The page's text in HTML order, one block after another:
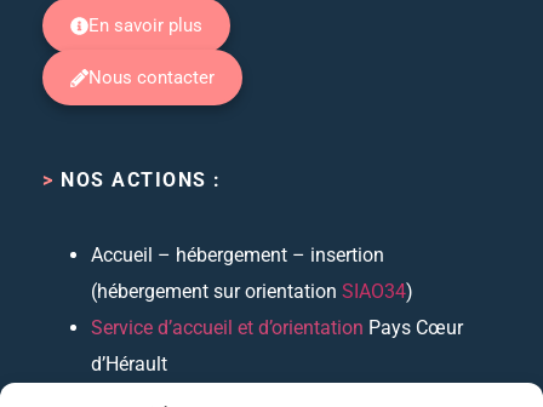
En savoir plus
Nous contacter
> NOS ACTIONS :
Accueil – hébergement – insertion
(hébergement sur orientation SIAO34)
Service d’accueil et d’orientation Pays Cœur
d’Hérault
“Boutique Logement”